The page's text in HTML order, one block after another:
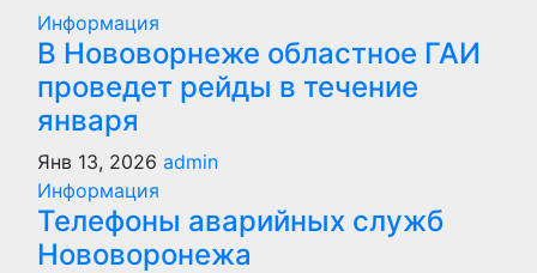
Информация
В Нововорнеже областное ГАИ
проведет рейды в течение
января
Янв 13, 2026 admin
Информация
Телефоны аварийных служб
Нововоронежа